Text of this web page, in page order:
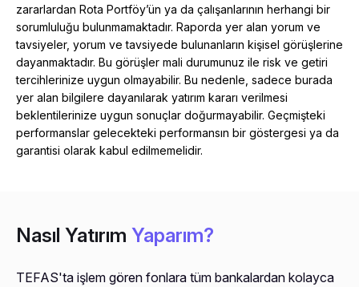
zararlardan Rota Portföy’ün ya da çalışanlarının herhangi bir
sorumluluğu bulunmamaktadır. Raporda yer alan yorum ve
tavsiyeler, yorum ve tavsiyede bulunanların kişisel görüşlerine
dayanmaktadır. Bu görüşler mali durumunuz ile risk ve getiri
tercihlerinize uygun olmayabilir. Bu nedenle, sadece burada
yer alan bilgilere dayanılarak yatırım kararı verilmesi
beklentilerinize uygun sonuçlar doğurmayabilir. Geçmişteki
performanslar gelecekteki performansın bir göstergesi ya da
garantisi olarak kabul edilmemelidir.
Nasıl Yatırım Yaparım?
TEFAS'ta işlem gören fonlara tüm bankalardan kolayca